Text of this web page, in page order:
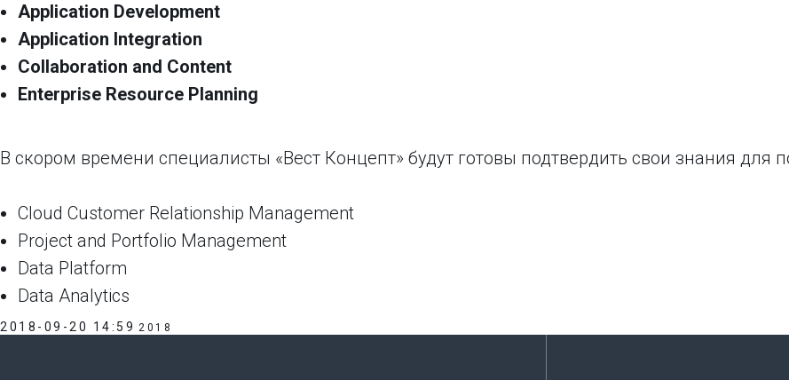
Application Development
Application Integration
Collaboration and Content
Enterprise Resource Planning
В скором времени специалисты «Вест Концепт» будут готовы подтвердить свои знания для
Cloud Customer Relationship Management
Project and Portfolio Management
Data Platform
Data Analytics
2018-09-20 14:59 2018